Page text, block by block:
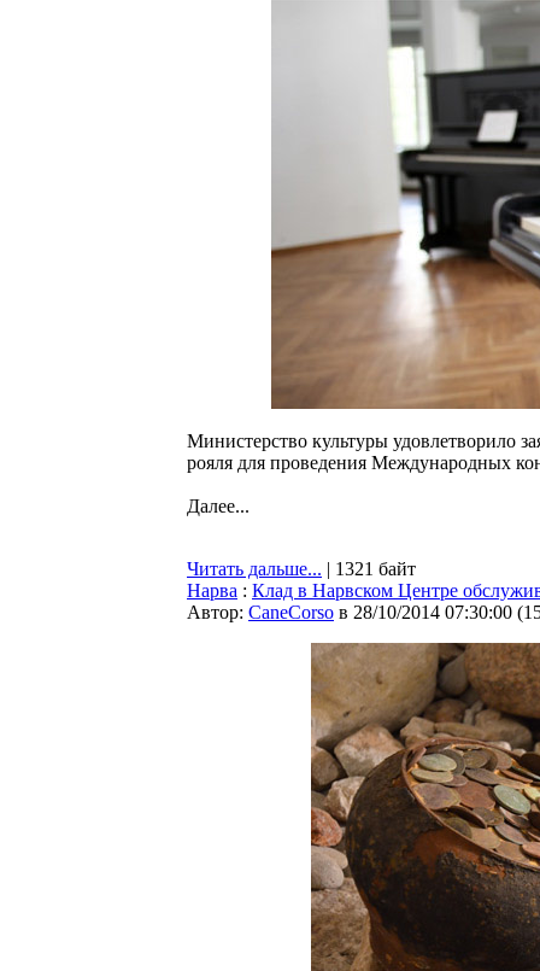
Министерство культуры удовлетворило
рояля для проведения Международных
Далее...
Читать дальше... | 1321 байт
Нарва : Клад в Нарвском Центре
Автор: CaneCorso в 28/10/2014 07:30:00 (